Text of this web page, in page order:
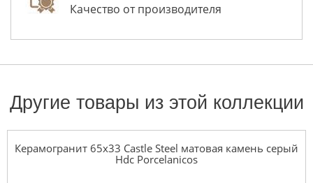
Качество от производителя
Другие товары из этой коллекции
Керамогранит 65x33 Castle Steel матовая камень серый
Hdc Porcelanicos